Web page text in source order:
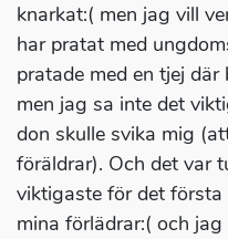
knarkat:( men jag vill
har pratat med
pratade med en tjej
men jag sa inte det
don skulle svika mig
föräldrar). Och det var
viktigaste för det
mina förlädrar:( och